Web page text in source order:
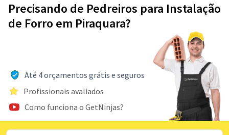
Precisando de Pedreiros para Instalação
de Forro em Piraquara?
Até 4 orçamentos grátis e seguros
Profissionais avaliados
Como funciona o GetNinjas?